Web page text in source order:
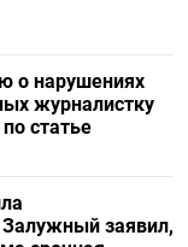
о нарушениях
журналистку
статье
Залужный заявил,